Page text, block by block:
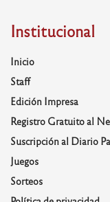
Institucional
Inicio
Staff
Edición Impresa
Registro Gratuito al
Suscripción al Diario
Juegos
Sorteos